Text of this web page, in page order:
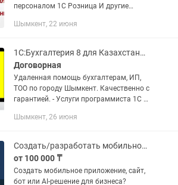
персоналом 1С Розница И другие
обновление программы 1С -Решение
Шымкент, 22 июня
1С:Бухгалтерия 8 для Казахстана. Электронная поставка. Шымкент
Договорная
Удаленная помощь бухгалтерам, ИП,
ТОО по городу Шымкент. Качественно с
гарантией. - Услуги программиста 1С -
программы 1С Бухгалтерия для
Шымкент, 26 июня
Создать/разработать мобильное приложение, сайт, бот под ключ
от 100 000 ₸
Создать мобильное приложение, сайт,
бот или AI-решение для бизнеса?